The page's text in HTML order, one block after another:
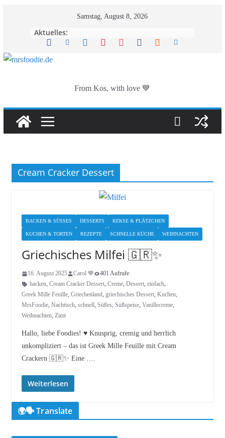
Samstag, August 8, 2026
Aktuelles:
From Kos, with love 💙
Cream Cracker Dessert
BACKEN & SÜSSES DESSERTS KEKSE & PLÄTZCHEN
KUCHEN & TORTEN REZEPTE SCHNELLE KÜCHE WEIHNACHTEN
Griechisches Milfei 🇬🇷✨
16. August 2025 Carol 💙
401 Aufrufe
backen, Cream Cracker Dessert, Creme, Dessert, einfach,
Greek Mille Feuille, Griechenland, griechisches Dessert, Kuchen,
MrsFoodie, Nachtisch, schnell, Süßes, Süßspeise, Vanillecreme,
Weihnachten, Zimt
Hallo, liebe Foodies! ♥︎ Knusprig, cremig und herrlich
unkompliziert – das ist Greek Mille Feuille mit Cream
Crackern 🇬🇷✨ Eine ….
Weiterlesen
🌍🗣️ Translate